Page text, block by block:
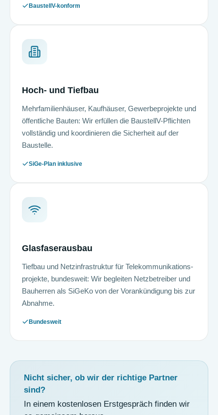
BaustellV-konform
Hoch- und Tiefbau
Mehrfamilienhäuser, Kaufhäuser, Gewerbeprojekte und
öffentliche Bauten: Wir erfüllen die BaustellV-Pflichten
vollständig und koordinieren die Sicherheit auf der
Baustelle.
SiGe-Plan inklusive
Glasfaser­aus­bau
Tiefbau und Netz­infra­struktur für Tele­kommunikations­
projekte, bundesweit: Wir begleiten Netzbetreiber und
Bauherren als SiGeKo von der Vorankündigung bis zur
Abnahme.
Bundesweit
Nicht sicher, ob wir der richtige Partner
sind?
In einem kostenlosen Erstgespräch finden wir